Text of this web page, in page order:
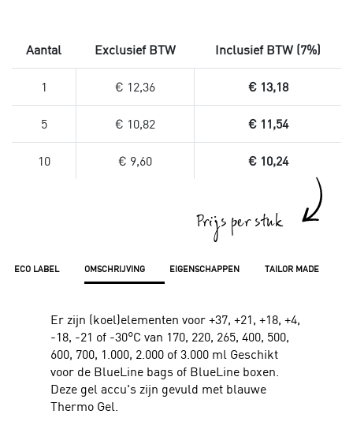
ECO LABEL OMSCHRIJVING EIGENSCHAPPEN TAILOR MADE
Er zijn (koel)elementen voor +37, +21, +18, +4,
-18, -21 of -30°C van 170, 220, 265, 400, 500,
600, 700, 1.000, 2.000 of 3.000 ml Geschikt
voor de BlueLine bags of BlueLine boxen.
Deze gel accu's zijn gevuld met blauwe
Thermo Gel.
Aantal Exclusief BTW Inclusief BTW (7%)
1 € 12,36 € 13,18
5 € 10,82 € 11,54
10 € 9,60 € 10,24
Prijs per stuk